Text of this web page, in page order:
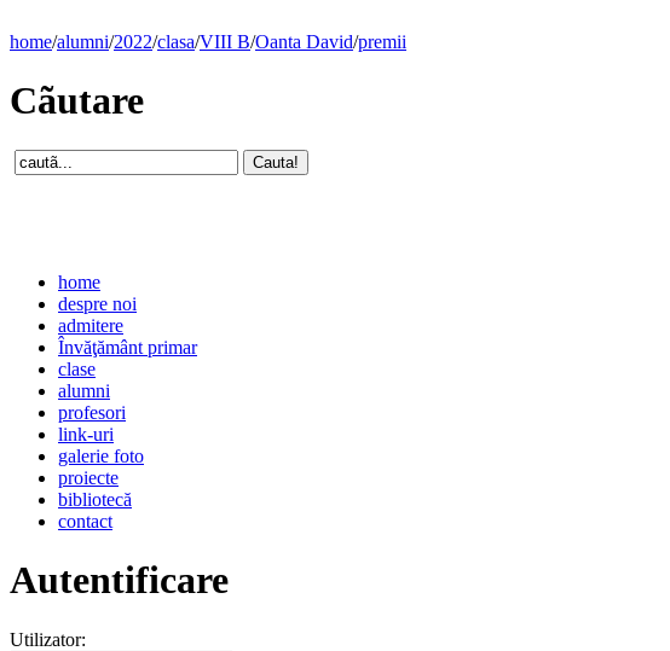
home/alumni/2022/clasa/VIII B/Oanta David/premii
Cãutare
home
despre noi
admitere
Învăţământ primar
clase
alumni
profesori
link-uri
galerie foto
proiecte
bibliotecă
contact
Autentificare
Utilizator: